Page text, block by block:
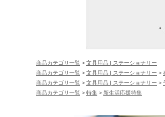
商品カテゴリ一覧 > 文具用品 | ステーショナリー
商品カテゴリ一覧 > 文具用品 | ステーショナリー >
商品カテゴリ一覧 > 文具用品 | ステーショナリー >
商品カテゴリ一覧 > 特集 > 新生活応援特集